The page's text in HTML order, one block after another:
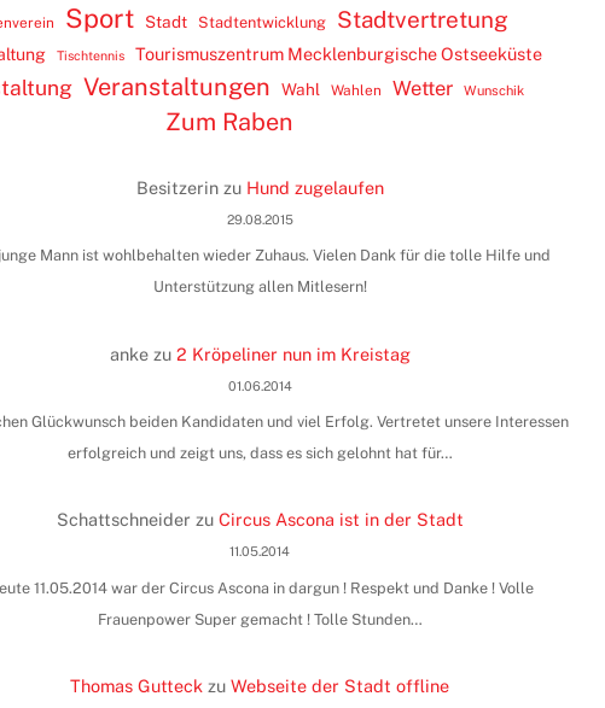
Sport Stadt Stadtentwicklung Stadtvertretung
Tischtennis Tourismuszentrum Mecklenburgische Ostseeküste
Veranstaltungen Wahl Wahlen Wetter Wunschik
Zum Raben
Besitzerinzu Hund zugelaufen
29.08.2015
Mann ist wohlbehalten wieder Zuhaus. Vielen Dank für die tolle Hilfe und
Unterstützung allen Mitlesern!
ankezu 2 Kröpeliner nun im Kreistag
01.06.2014
Glückwunsch beiden Kandidaten und viel Erfolg. Vertretet unsere Interessen
erfolgreich und zeigt uns, dass es sich gelohnt hat für…
Schattschneider zu Circus Ascona ist in der Stadt
11.05.2014
11.05.2014 war der Circus Ascona in dargun ! Respekt und Danke ! Volle
Frauenpower Super gemacht ! Tolle Stunden…
Thomas Gutteck zuWebseite der Stadt offline